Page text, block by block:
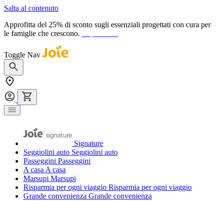
Salta al contenuto
Approfitta del 25% di sconto sugli essenziali progettati con cura per
le famiglie che crescono.
Toggle Nav
Signature
Seggiolini auto Seggiolini auto
Passeggini Passeggini
A casa A casa
Marsupi Marsupi
Risparmia per ogni viaggio Risparmia per ogni viaggio
Grande convenienza Grande convenienza